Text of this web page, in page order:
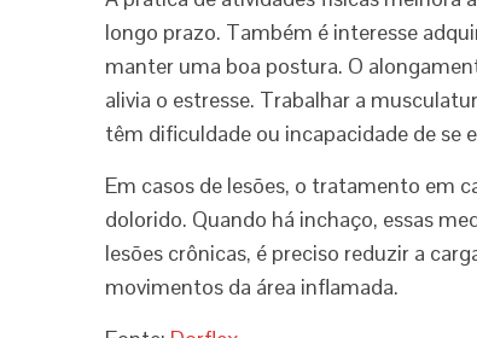
longo prazo. Também é interesse
manter uma boa postura. O
alivia o estresse. Trabalhar a
têm dificuldade ou incapacidade de se
Em casos de lesões, o tratamento em
dolorido. Quando há inchaço, essas
lesões crônicas, é preciso reduzir a
movimentos da área inflamada.